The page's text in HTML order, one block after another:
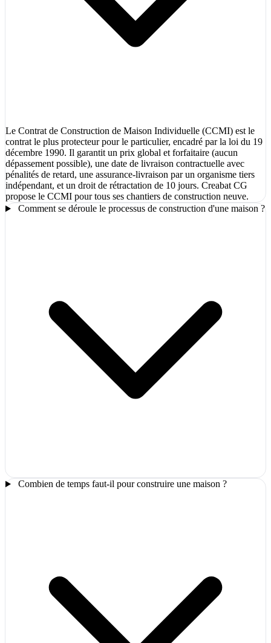
Le Contrat de Construction de Maison Individuelle (CCMI) est le
contrat le plus protecteur pour le particulier, encadré par la loi du 19
décembre 1990. Il garantit un prix global et forfaitaire (aucun
dépassement possible), une date de livraison contractuelle avec
pénalités de retard, une assurance-livraison par un organisme tiers
indépendant, et un droit de rétractation de 10 jours. Creabat CG
propose le CCMI pour tous ses chantiers de construction neuve.
Comment se déroule le processus de construction d'une maison ?
Combien de temps faut-il pour construire une maison ?